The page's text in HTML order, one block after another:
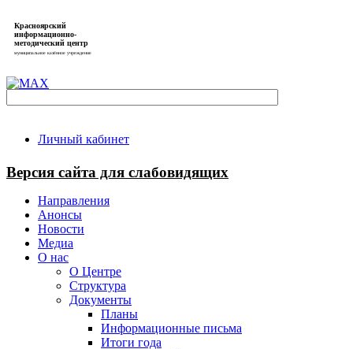
Красноярский
информационно-
методический центр
муниципальное казённое учреждение
Личный кабинет
Версия сайта для слабовидящих
Направления
Анонсы
Новости
Медиа
О нас
О Центре
Структура
Документы
Планы
Информационные письма
Итоги года